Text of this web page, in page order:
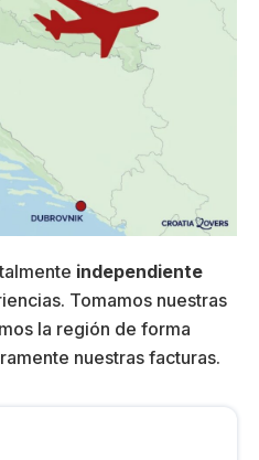
independiente
Tomamos nuestras
la región de forma
nuestras facturas.